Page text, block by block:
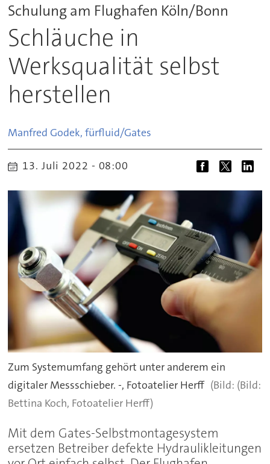
Schulung am Flughafen Köln/Bonn
Schläuche in
Werksqualität selbst
herstellen
Manfred Godek, fürfluid/Gates
13. Juli 2022 - 08:00
Zum Systemumfang gehört unter anderem ein
digitaler Messschieber. -, Fotoatelier Herff
(Bild:
Bettina Koch, Fotoatelier Herff)
Mit dem Gates-Selbstmontagesystem
ersetzen Betreiber defekte Hydraulikleitungen